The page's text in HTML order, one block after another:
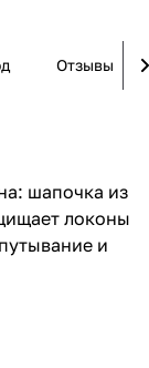
Отзывы
шапочка из
локоны
и